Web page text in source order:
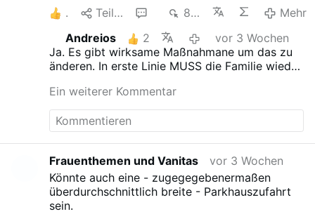
1 Teilen 874
Mehr
Andreios
2
vor 3 Wochen
Ja. Es gibt wirksame Maßnahmane um das zu
änderen. In erste Linie MUSS die Familie wieder
werden. Man MUSS die Mutterschaft und die
Vaterschaft sowie die ganze Familie wieder als
wichtige Funktion und Stellung in der
Gesellschaft ansehen. So wie es immer schon
Privileg und nicht ein Fluch, Kostenfaktor und
"Freiheitsblocker". Es gibt Vater und Mutter und
nicht Elternteil I und II. Damit soll man anfangen
Ein weiterer Kommentar
Frauenthemen und Vanitas
vor 3 Wochen
Könnte auch eine - zugegegebenermaßen
überdurchschnittlich breite - Parkhauszufahrt
sein.